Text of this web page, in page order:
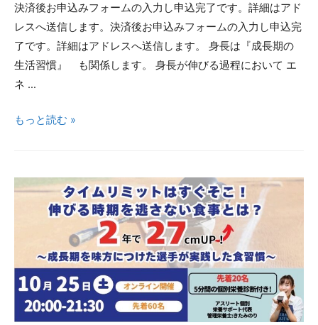
叶
た
事
戦
決済後お申込みフォームの入力し申込完了です。詳細はアド
レスへ送信します。決済後お申込みフォームの入力し申込完
了です。詳細はアドレスへ送信します。 身長は『成長期の
生活習慣』 も関係します。 身長が伸びる過程において エ
ネ …
“伸
時
期”を
い
食
もっと読む »